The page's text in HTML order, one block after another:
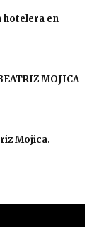
hotelera en
MOJICA
Mojica.